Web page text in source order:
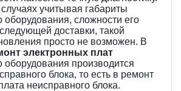
учитывая габариты
сложности его
доставки, такой
просто не возможен. В
электронных плат
производится
блока, то есть в ремонт
неисправного блока.